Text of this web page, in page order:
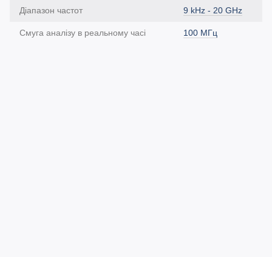
Діапазон частот 9 kHz - 20 GHz
Смуга аналізу в реальному часі 100 МГц